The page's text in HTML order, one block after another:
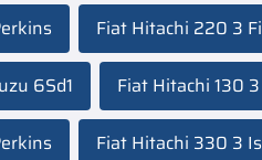
Fiat Hitachi 220 3
6Sd1 Fiat Hitachi 130
Fiat Hitachi 330 3